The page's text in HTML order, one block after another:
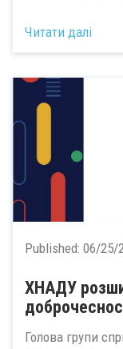
Читати далі
Published: 06/25/
ХНАДУ
Голова групи